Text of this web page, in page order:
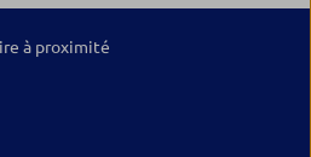
à proximité